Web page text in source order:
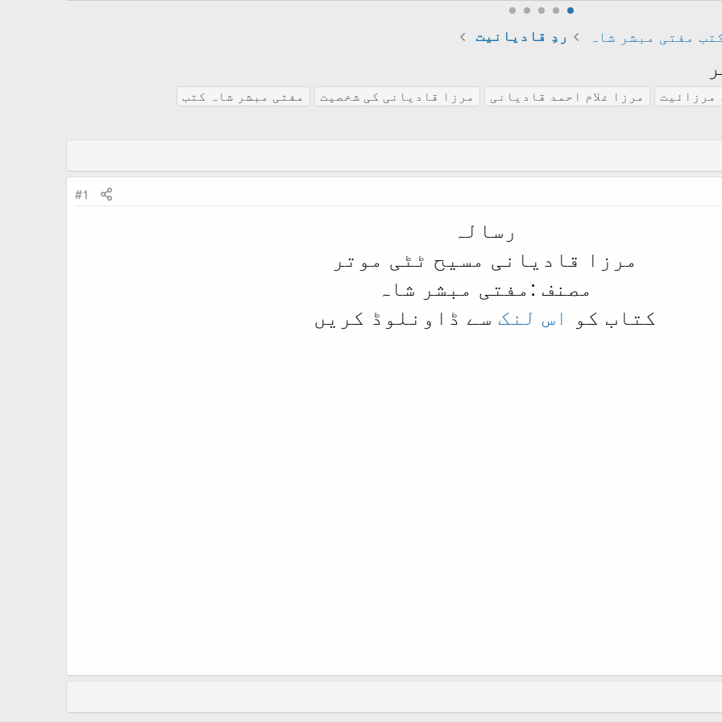
مفتی مبشر شاہ ردِ قادیانیت
مرزائیت مرزا غلام احمد قادیانی مرزا قادیانی کی شخصیت
مفتی مبشر شاہ کتب
#1
رسالہ
مرزا قادیانی مسیح ٹٹی موتر
مصنف :مفتی مبشر شاہ
کتاب کو اس لنک سے ڈاونلوڈ کریں